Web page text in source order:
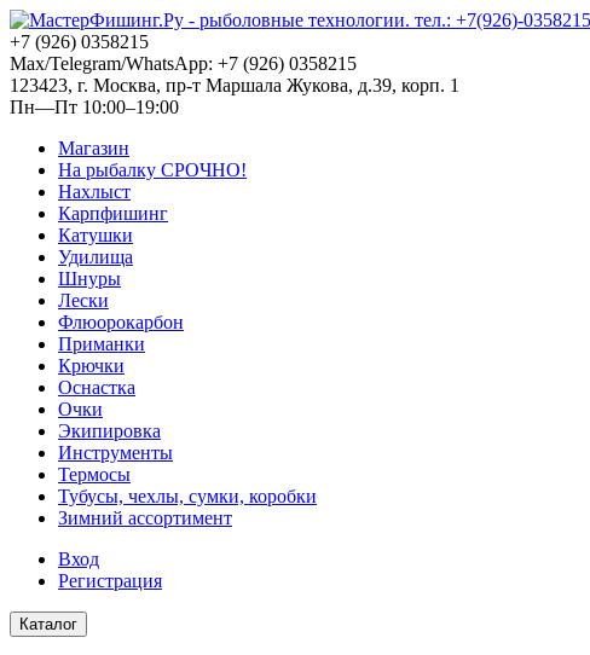
+7 (926) 0358215
Max/Telegram/WhatsApp: +7 (926) 0358215
123423, г. Москва, пр-т Маршала Жукова, д.39, корп. 1
Пн—Пт 10:00–19:00
Магазин
На рыбалку СРОЧНО!
Нахлыст
Карпфишинг
Катушки
Удилища
Шнуры
Лески
Флюорокарбон
Приманки
Крючки
Оснастка
Очки
Экипировка
Инструменты
Термосы
Тубусы, чехлы, сумки, коробки
Зимний ассортимент
Вход
Регистрация
Каталог